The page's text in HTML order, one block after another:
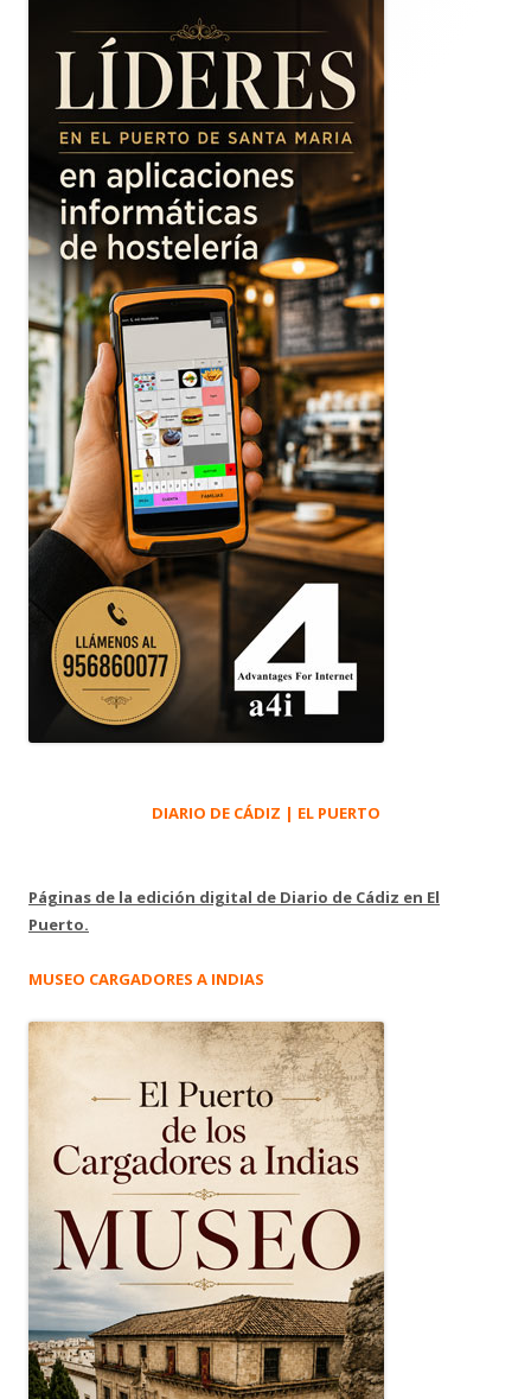
principal
DIARIO DE CÁDIZ | EL PUERTO
Páginas de la edición digital de Diario de Cádiz en El
Puerto.
MUSEO CARGADORES A INDIAS